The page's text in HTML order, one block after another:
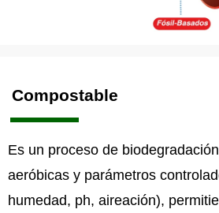
Compostable
Es un proceso de
aeróbicas y parámetros
humedad, ph, aireación),